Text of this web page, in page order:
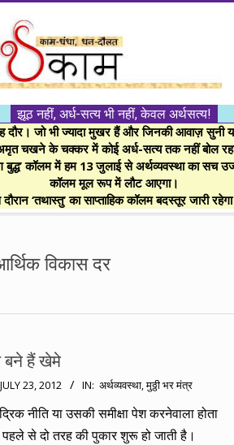
झूठ नहीं, अर्ध-सत्य भी नहीं, केवल अर्थसत्य!
जो भी ज्यादा मुखर हैं और जिनकी आवाज़ सुनी
चखने के चक्कर में कोई अर्ध-सत्य तक नहीं बोल
बुद्ध’ कॉलम में हम 13 जुलाई से अर्थव्यवस्था का सच
कॉलम मूल रूप में लौट आएगा।
‘तथास्तु’ का साप्ताहिक कॉलम बदस्तूर जारी
विकास दर
बने हैं खेमे
JULY 23, 2012 IN: अर्थव्यवस्था,मुठ्ठी भर मंत्र
नीति या उसकी समीक्षा पेश करनेवाला होता
से दो तरह की पुकार शुरू हो जाती है।